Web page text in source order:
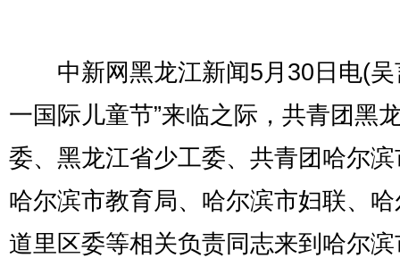
中新网黑龙江新闻5月30日电(吴
一国际儿童节”来临之际，共青团黑
委、黑龙江省少工委、共青团哈尔
哈尔滨市教育局、哈尔滨市妇联、
道里区委等相关负责同志来到哈尔